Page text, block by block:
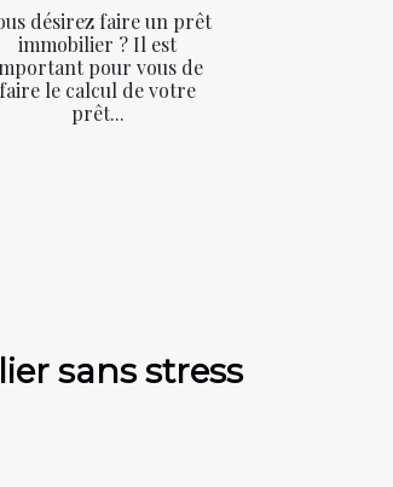
désirez faire un prêt
immobilier ? Il est
pour vous de
faire le calcul de votre
prêt...
sans stress